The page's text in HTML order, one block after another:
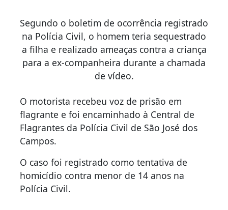
Segundo o boletim de ocorrência registrado
na Polícia Civil, o homem teria sequestrado
a filha e realizado ameaças contra a criança
para a ex-companheira durante a chamada
de vídeo.
O motorista recebeu voz de prisão em
flagrante e foi encaminhado à Central de
Flagrantes da Polícia Civil de São José dos
Campos.
O caso foi registrado como tentativa de
homicídio contra menor de 14 anos na
Polícia Civil.